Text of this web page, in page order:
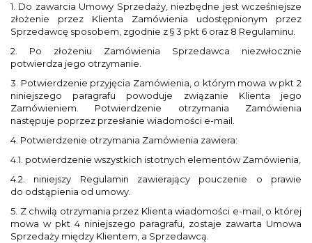
1. Do zawarcia Umowy Sprzedaży, niezbędne jest wcześniejsze
złożenie przez Klienta Zamówienia udostępnionym przez
Sprzedawcę sposobem, zgodnie z § 3 pkt 6 oraz 8 Regulaminu.
2. Po złożeniu Zamówienia Sprzedawca niezwłocznie
potwierdza jego otrzymanie.
3. Potwierdzenie przyjęcia Zamówienia, o którym mowa w pkt 2
niniejszego paragrafu powoduje związanie Klienta jego
Zamówieniem. Potwierdzenie otrzymania Zamówienia
następuje poprzez przesłanie wiadomości e-mail.
4. Potwierdzenie otrzymania Zamówienia zawiera:
4.1. potwierdzenie wszystkich istotnych elementów Zamówienia,
4.2. niniejszy Regulamin zawierający pouczenie o prawie
do odstąpienia od umowy.
5. Z chwilą otrzymania przez Klienta wiadomości e-mail, o której
mowa w pkt 4 niniejszego paragrafu, zostaje zawarta Umowa
Sprzedaży między Klientem, a Sprzedawcą.